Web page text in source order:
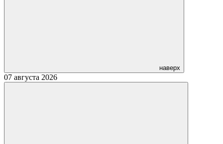
наверх
07 августа 2026